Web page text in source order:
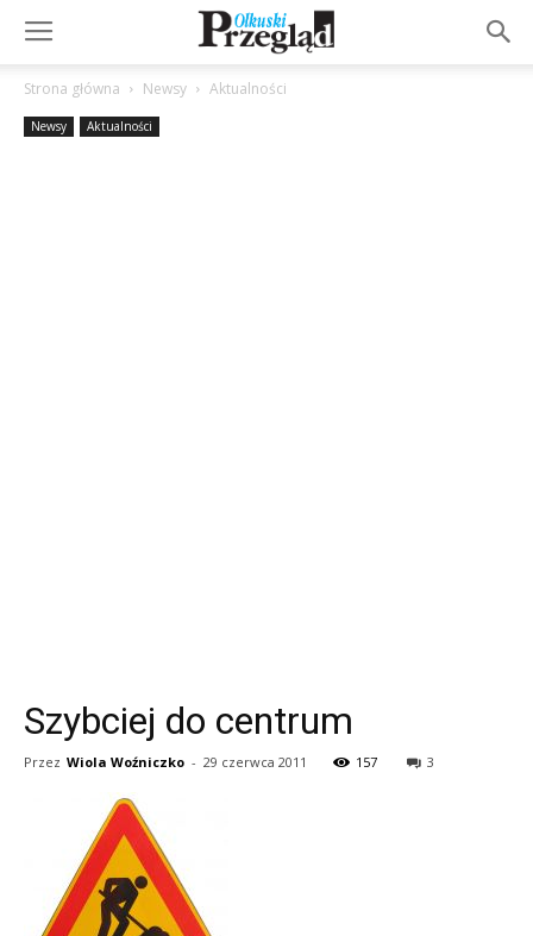
Strona główna Newsy Aktualności
Newsy Aktualności
Szybciej do centrum
Przez Wiola Woźniczko - 29 czerwca 2011 157 3